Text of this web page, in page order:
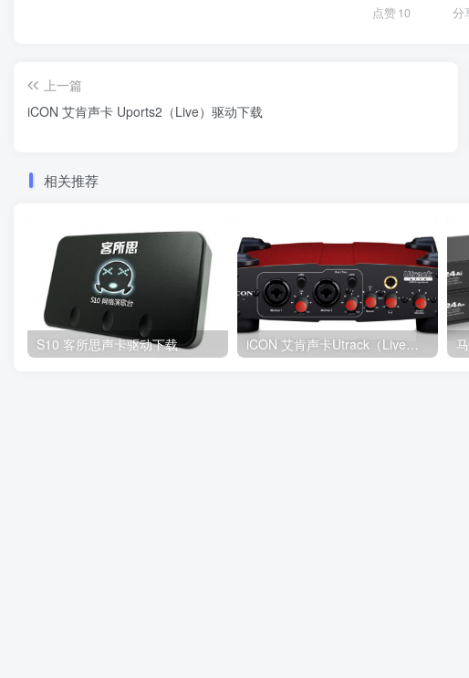
点赞10 分
上一篇
iCON 艾肯声卡 Uports2（Live）驱动下载
相关推荐
S10 客所思声卡驱动下载 iCON 艾肯声卡Utrack（Live）驱动下载